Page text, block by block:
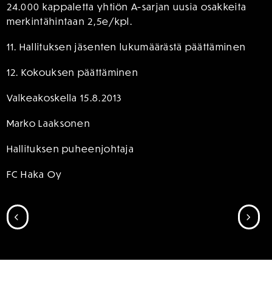
24.000 kappaletta yhtiön A-sarjan uusia osakkeita
merkintähintaan 2,5e/kpl.
11. Hallituksen jäsenten lukumäärästä päättäminen
12. Kokouksen päättäminen
Valkeakoskella 15.8.2013
Marko Laaksonen
Hallituksen puheenjohtaja
FC Haka Oy
SIIRRY EDELLISEEN